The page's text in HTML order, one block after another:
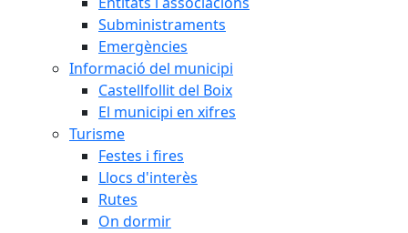
Subministraments
Emergències
Informació del municipi
Castellfollit del Boix
El municipi en xifres
Turisme
Festes i fires
Llocs d'interès
Rutes
On dormir